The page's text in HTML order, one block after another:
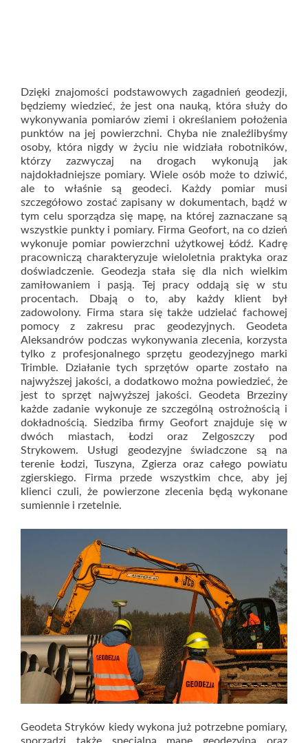
Dzięki znajomości podstawowych zagadnień geodezji,
będziemy wiedzieć, że jest ona nauką, która służy do
wykonywania pomiarów ziemi i określaniem położenia
punktów na jej powierzchni. Chyba nie znaleźlibyśmy
osoby, która nigdy w życiu nie widziała robotników,
którzy zazwyczaj na drogach wykonują jak
najdokładniejsze pomiary. Wiele osób może to dziwić,
ale to właśnie są geodeci. Każdy pomiar musi
szczegółowo zostać zapisany w dokumentach, bądź w
tym celu sporządza się mapę, na której zaznaczane są
wszystkie punkty i pomiary. Firma Geofort, na co dzień
wykonuje pomiar powierzchni użytkowej Łódź. Kadrę
pracowniczą charakteryzuje wieloletnia praktyka oraz
doświadczenie. Geodezja stała się dla nich wielkim
zamiłowaniem i pasją. Tej pracy oddają się w stu
procentach. Dbają o to, aby każdy klient był
zadowolony. Firma stara się także udzielać fachowej
pomocy z zakresu prac geodezyjnych. Geodeta
Aleksandrów podczas wykonywania zlecenia, korzysta
tylko z profesjonalnego sprzętu geodezyjnego marki
Trimble. Działanie tych sprzętów oparte zostało na
najwyższej jakości, a dodatkowo można powiedzieć, że
jest to sprzęt najwyższej jakości. Geodeta Brzeziny
każde zadanie wykonuje ze szczególną ostrożnością i
dokładnością. Siedziba firmy Geofort znajduje się w
dwóch miastach, Łodzi oraz Zelgoszczy pod
Strykowem. Usługi geodezyjne świadczone są na
terenie Łodzi, Tuszyna, Zgierza oraz całego powiatu
zgierskiego. Firma przede wszystkim chce, aby jej
klienci czuli, że powierzone zlecenia będą wykonane
sumiennie i rzetelnie.
Geodeta Stryków kiedy wykona już potrzebne pomiary,
sporządzi także specjalną mapę geodezyjną oraz